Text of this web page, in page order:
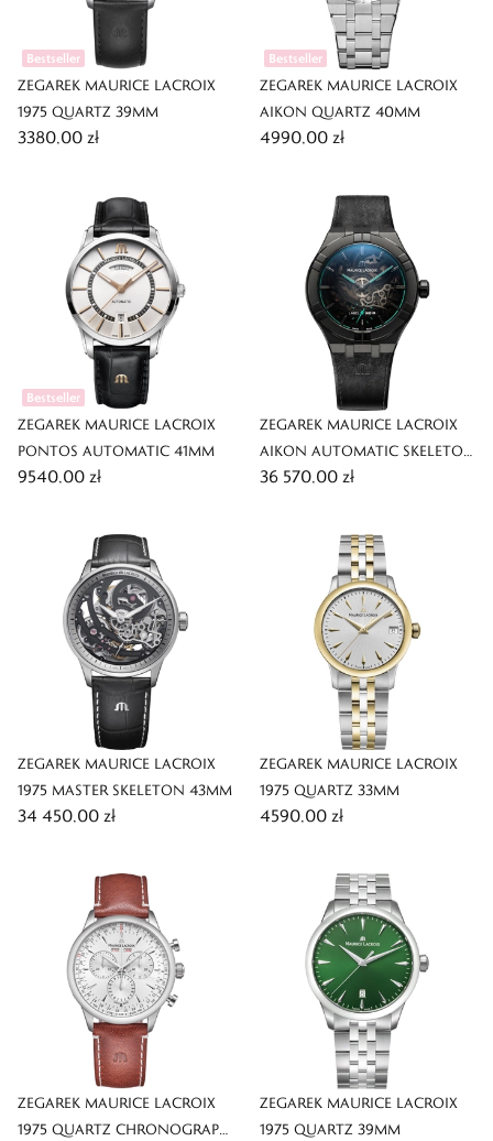
Bestseller
ZEGAREK MAURICE LACROIX
1975 QUARTZ 39MM
3380,00 zł
Bestseller
ZEGAREK MAURICE LACROIX
AIKON QUARTZ 40MM
4990,00 zł
Bestseller
ZEGAREK MAURICE LACROIX
PONTOS AUTOMATIC 41MM
9540,00 zł
ZEGAREK MAURICE LACROIX
AIKON AUTOMATIC SKELETON
45MM LABEL NOIR LIMITED
36 570,00 zł
ZEGAREK MAURICE LACROIX
1975 MASTER SKELETON 43MM
34 450,00 zł
ZEGAREK MAURICE LACROIX
1975 QUARTZ 33MM
4590,00 zł
ZEGAREK MAURICE LACROIX
1975 QUARTZ CHRONOGRAPH
ZEGAREK MAURICE LACROIX
1975 QUARTZ 39MM